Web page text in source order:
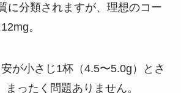
に分類されますが、理想のコー
。
が小さじ1杯（4.5〜5.0g）とさ
まったく問題ありません。